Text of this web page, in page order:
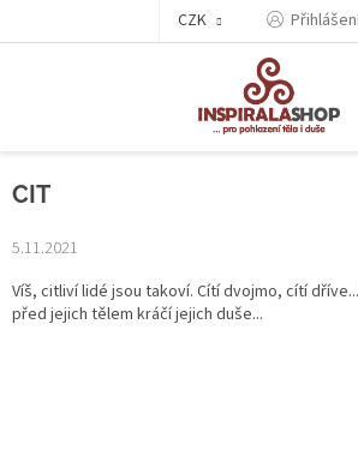
CZK
CIT
5.11.2021
Víš, citliví lidé jsou takoví. Cítí dvojmo, cítí
před jejich tělem kráčí jejich duše...